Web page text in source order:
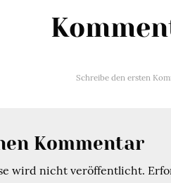
Schreibe den ersten
Kommentar
wird nicht veröffentlicht.